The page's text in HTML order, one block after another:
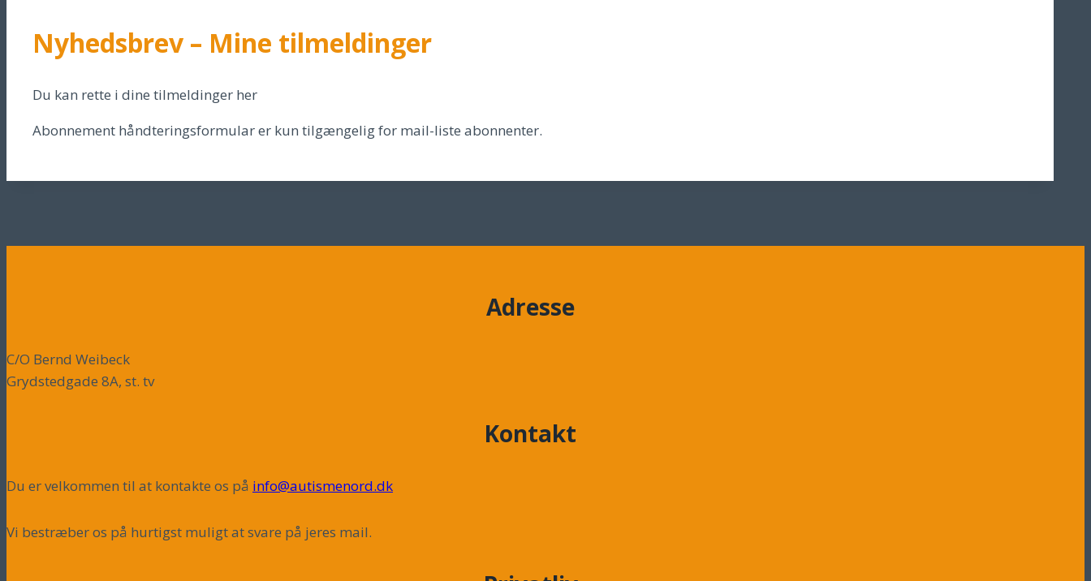
Nyhedsbrev – Mine tilmeldinger
Du kan rette i dine tilmeldinger her
Abonnement håndteringsformular er kun tilgængelig for mail-liste abonnenter.
Adresse
C/O Bernd Weibeck
Grydstedgade 8A, st. tv
Kontakt
Du er velkommen til at kontakte os på info@autismenord.dk
Vi bestræber os på hurtigst muligt at svare på jeres mail.